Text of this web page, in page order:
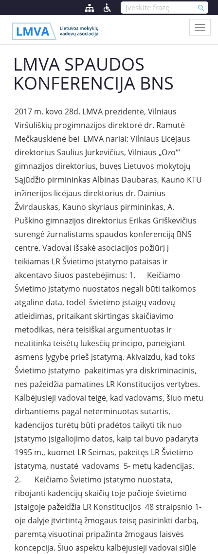
LMVA SPAUDOS
KONFERENCIJA BNS
2017 m. kovo 28d. LMVA prezidentė, Vilniaus
Viršuliškių progimnazijos direktorė dr. Ramutė
Mečkauskienė bei LMVA nariai: Vilniaus Licėjaus
direktorius Saulius Jurkevičius, Vilniaus „Ozo‘“
gimnazijos direktorius, buvęs Lietuvos mokytojų
Sąjūdžio pirmininkas Albinas Daubaras, Kauno KTU
inžinerijos licėjaus direktorius dr. Dainius
Žvirdauskas, Kauno skyriaus pirmininkas, A.
Puškino gimnazijos direktorius Erikas Griškevičius
surengė žurnalistams spaudos konferenciją BNS
centre. Vadovai išsakė asociacijos požiūrį į
teikiamas LR Švietimo įstatymo pataisas ir
akcentavo šiuos pastebėjimus: 1. Keičiamo
Švietimo įstatymo nuostatos negali būti taikomos
atgaline data, todėl švietimo įstaigų vadovų
atleidimas, pritaikant skirtingas skaičiavimo
metodikas, nėra teisiškai argumentuotas ir
neatitinka teisėtų lūkesčių principo, paneigiant
asmens lygybę prieš įstatymą. Akivaizdu, kad toks
Švietimo įstatymo pakeitimas yra diskriminacinis,
nes pažeidžia pamatines LR Konstitucijos vertybes.
Kalbėjusieji vadovai teigė, kad vadovams, šiuo metu
dirbantiems pagal neterminuotas sutartis,
kadencijos turėtų būti pradėtos taikyti tik nuo
įstatymo įsigaliojimo datos, kaip tai buvo padaryta
1995 m., kuomet LR Seimas, pakeitęs LR Švietimo
įstatymą, nustatė vadovams 5- metų kadencijas.
2. Keičiamo Švietimo įstatymo nuostata,
ribojanti kadencijų skaičių toje pačioje švietimo
įstaigoje pažeidžia LR Konstitucijos 48 straipsnio 1-
oje dalyje įtvirtintą žmogaus teisę pasirinkti darbą,
paremtą visuotinai pripažinta žmogaus laisvės
koncepcija. Šiuo aspektu kalbėjusieji vadovai siūlė